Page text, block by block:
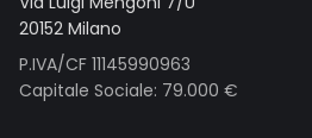
20152 Milano
P.IVA/CF 11145990963
Capitale Sociale: 79.000 €